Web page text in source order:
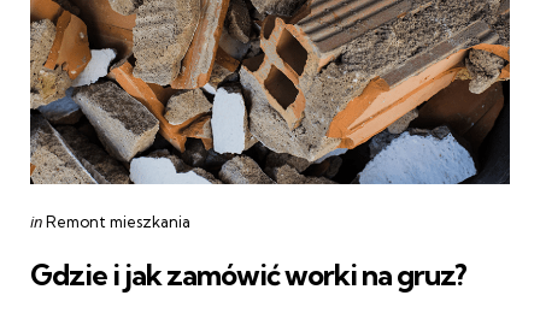
Categories
Posted
inRemont mieszkania
Gdzie i jak zamówić worki na gruz?